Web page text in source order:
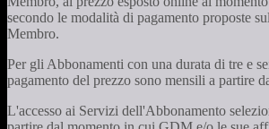
secondo le modalità di pagamento proposte
Membro.
Per gli Abbonamenti con una durata di tre e
pagamento del prezzo sono mensili a partire
L'accesso ai Servizi dell'Abbonamento